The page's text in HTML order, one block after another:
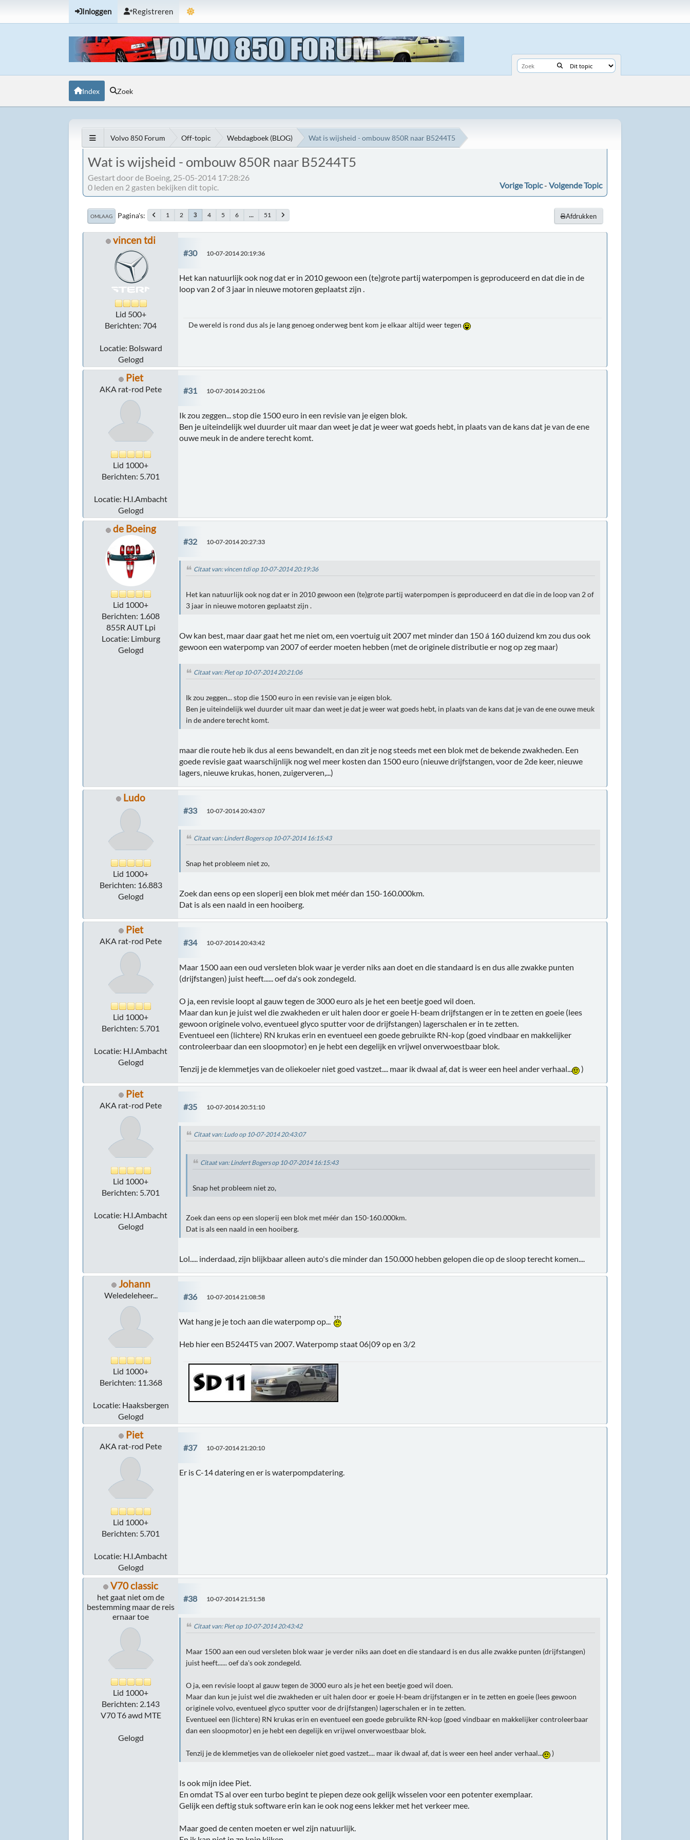
Inloggen Registreren
Index Zoek
Volvo 850 Forum Off-topic Webdagboek (BLOG) Wat is wijsheid - ombouw 850R naar B5244T5
Wat is wijsheid - ombouw 850R naar B5244T5
Gestart door de Boeing, 25-05-2014 17:28:26
Vorige Topic- Volgende Topic
0 leden en 2 gasten bekijken dit topic.
Afdrukken
OMLAAG Pagina's 1 2 3 4 5 6 ... 51
vincen tdi
Lid 500+
Berichten: 704
Locatie: Bolsward
Gelogd
#30 10-07-2014 20:19:36
Het kan natuurlijk ook nog dat er in 2010 gewoon een (te)grote partij waterpompen is geproduceerd en dat die in de
loop van 2 of 3 jaar in nieuwe motoren geplaatst zijn .
De wereld is rond dus als je lang genoeg onderweg bent kom je elkaar altijd weer tegen
Piet
AKA rat-rod Pete
Lid 1000+
Berichten: 5.701
Locatie: H.I.Ambacht
Gelogd
#31 10-07-2014 20:21:06
Ik zou zeggen... stop die 1500 euro in een revisie van je eigen blok.
Ben je uiteindelijk wel duurder uit maar dan weet je dat je weer wat goeds hebt, in plaats van de kans dat je van de ene
ouwe meuk in de andere terecht komt.
de Boeing
Lid 1000+
Berichten: 1.608
855R AUT Lpi
Locatie: Limburg
Gelogd
#32 10-07-2014 20:27:33
Citaat van: vincen tdi op 10-07-2014 20:19:36
Het kan natuurlijk ook nog dat er in 2010 gewoon een (te)grote partij waterpompen is geproduceerd en dat die in de loop van 2 of
3 jaar in nieuwe motoren geplaatst zijn .
Ow kan best, maar daar gaat het me niet om, een voertuig uit 2007 met minder dan 150 á 160 duizend km zou dus ook
gewoon een waterpomp van 2007 of eerder moeten hebben (met de originele distributie er nog op zeg maar)
Citaat van: Piet op 10-07-2014 20:21:06
Ik zou zeggen... stop die 1500 euro in een revisie van je eigen blok.
Ben je uiteindelijk wel duurder uit maar dan weet je dat je weer wat goeds hebt, in plaats van de kans dat je van de ene ouwe meuk
in de andere terecht komt.
maar die route heb ik dus al eens bewandelt, en dan zit je nog steeds met een blok met de bekende zwakheden. Een
goede revisie gaat waarschijnlijk nog wel meer kosten dan 1500 euro (nieuwe drijfstangen, voor de 2de keer, nieuwe
lagers, nieuwe krukas, honen, zuigerveren,...)
Ludo
Lid 1000+
Berichten: 16.883
Gelogd
#33 10-07-2014 20:43:07
Citaat van: Lindert Bogers op 10-07-2014 16:15:43
Snap het probleem niet zo,
Zoek dan eens op een sloperij een blok met méér dan 150-160.000km.
Dat is als een naald in een hooiberg.
Piet
AKA rat-rod Pete
Lid 1000+
Berichten: 5.701
Locatie: H.I.Ambacht
Gelogd
#34 10-07-2014 20:43:42
Maar 1500 aan een oud versleten blok waar je verder niks aan doet en die standaard is en dus alle zwakke punten
(drijfstangen) juist heeft...... oef da's ook zondegeld.
O ja, een revisie loopt al gauw tegen de 3000 euro als je het een beetje goed wil doen.
Maar dan kun je juist wel die zwakheden er uit halen door er goeie H-beam drijfstangen er in te zetten en goeie (lees
gewoon originele volvo, eventueel glyco sputter voor de drijfstangen) lagerschalen er in te zetten.
Eventueel een (lichtere) RN krukas erin en eventueel een goede gebruikte RN-kop (goed vindbaar en makkelijker
controleerbaar dan een sloopmotor) en je hebt een degelijk en vrijwel onverwoestbaar blok.
Tenzij je de klemmetjes van de oliekoeler niet goed vastzet.... maar ik dwaal af, dat is weer een heel ander verhaal... )
Piet
AKA rat-rod Pete
Lid 1000+
Berichten: 5.701
Locatie: H.I.Ambacht
Gelogd
#35 10-07-2014 20:51:10
Citaat van: Ludo op 10-07-2014 20:43:07
Citaat van: Lindert Bogers op 10-07-2014 16:15:43
Snap het probleem niet zo,
Zoek dan eens op een sloperij een blok met méér dan 150-160.000km.
Dat is als een naald in een hooiberg.
Lol..... inderdaad, zijn blijkbaar alleen auto's die minder dan 150.000 hebben gelopen die op de sloop terecht komen....
Johann
Weledeleheer...
Lid 1000+
Berichten: 11.368
Locatie: Haaksbergen
Gelogd
#36 10-07-2014 21:08:58
Wat hang je je toch aan die waterpomp op...
Heb hier een B5244T5 van 2007. Waterpomp staat 06|09 op en 3/2
Piet
AKA rat-rod Pete
Lid 1000+
Berichten: 5.701
Locatie: H.I.Ambacht
Gelogd
#37 10-07-2014 21:20:10
Er is C-14 datering en er is waterpompdatering.
V70 classic
het gaat niet om de
bestemming maar de reis
ernaar toe
Lid 1000+
Berichten: 2.143
V70 T6 awd MTE
Gelogd
#38 10-07-2014 21:51:58
Citaat van: Piet op 10-07-2014 20:43:42
Maar 1500 aan een oud versleten blok waar je verder niks aan doet en die standaard is en dus alle zwakke punten (drijfstangen)
juist heeft...... oef da's ook zondegeld.
O ja, een revisie loopt al gauw tegen de 3000 euro als je het een beetje goed wil doen.
Maar dan kun je juist wel die zwakheden er uit halen door er goeie H-beam drijfstangen er in te zetten en goeie (lees gewoon
originele volvo, eventueel glyco sputter voor de drijfstangen) lagerschalen er in te zetten.
Eventueel een (lichtere) RN krukas erin en eventueel een goede gebruikte RN-kop (goed vindbaar en makkelijker controleerbaar
dan een sloopmotor) en je hebt een degelijk en vrijwel onverwoestbaar blok.
Tenzij je de klemmetjes van de oliekoeler niet goed vastzet.... maar ik dwaal af, dat is weer een heel ander verhaal... )
Is ook mijn idee Piet.
En omdat TS al over een turbo begint te piepen deze ook gelijk wisselen voor een potenter exemplaar.
Gelijk een deftig stuk software erin kan ie ook nog eens lekker met het verkeer mee.
Maar goed de centen moeten er wel zijn natuurlijk.